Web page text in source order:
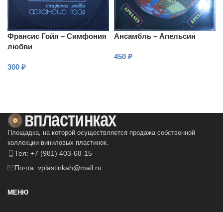
Франсис Гойя – Симфония
любви
300 ₽
Ансамбль – Апельсин
450 ₽
Площадка, на которой осуществляется продажа собственной
коллекции виниловых пластинок.
Тел: +7 (981) 403-68-15
Почта: vplastinkah@mail.ru
МЕНЮ